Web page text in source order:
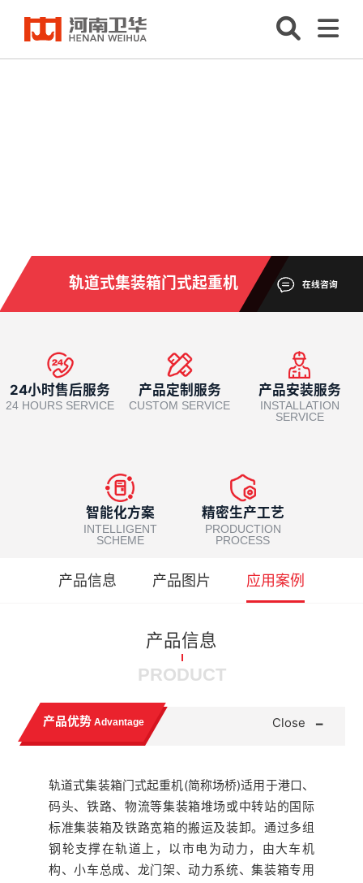
轨道式集装箱门式起重机 在线咨询
24小时售后服务
24 HOURS SERVICE
产品定制服务
CUSTOM SERVICE
产品安装服务
INSTALLATION
SERVICE
智能化方案
INTELLIGENT
SCHEME
精密生产工艺
PRODUCTION
PROCESS
产品信息 产品图片 应用案例
产品信息
PRODUCT
产品优势 Advantage Close -
轨道式集装箱门式起重机(简称场桥)适用于港口、
码头、铁路、物流等集装箱堆场或中转站的国际
标准集装箱及铁路宽箱的搬运及装卸。通过多组
钢轮支撑在轨道上，以市电为动力，由大车机
构、小车总成、龙门架、动力系统、集装箱专用